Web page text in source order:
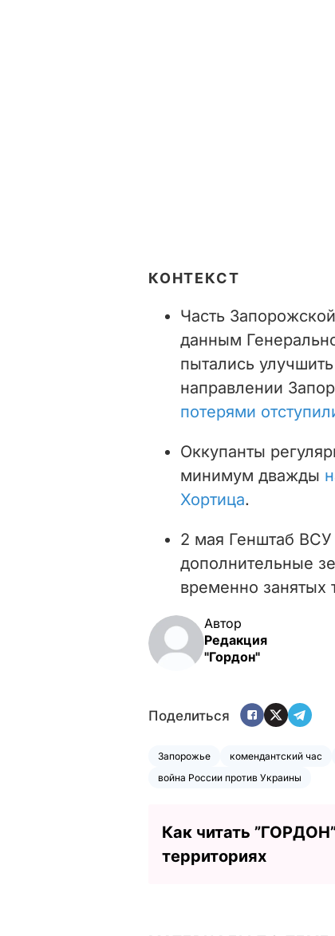
КОНТЕКСТ
Часть
данным
пытались
направлении
потерями
Оккупанты
минимум дважды
Хортица.
2 мая Генштаб ВСУ
дополнительные
временно занятых
Автор
Редакция
"Гордон"
Поделиться
Запорожье комендантский час
война России против Украины
Как читать
территориях